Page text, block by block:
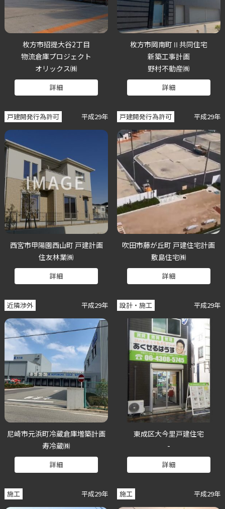
枚方市招提大谷2丁目
物流倉庫プロジェクト
オリックス㈱
詳細
枚方市岡南町Ⅱ共同住宅
新築工事計画
野村不動産㈱
詳細
戸建開発行為許可 平成29年
西宮市甲陽園西山町 戸建計画
住友林業㈱
詳細
戸建開発行為許可 平成29年
吹田市藤が丘町 戸建住宅計画
敷島住宅㈱
詳細
近隣渉外 平成29年
尼崎市元浜町冷蔵倉庫増築計画
寿冷蔵㈱
詳細
設計・施工 平成29年
東成区大今里戸建住宅
-
詳細
施工 平成29年 施工 平成29年